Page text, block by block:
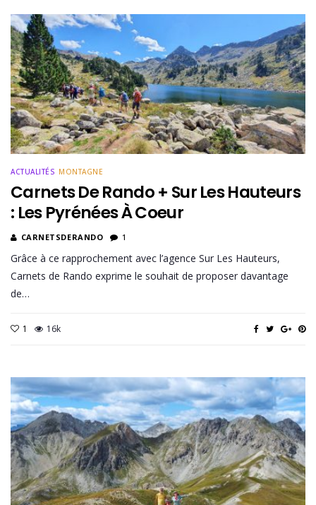
ACTUALITÉS MONTAGNE
Carnets De Rando + Sur Les Hauteurs
: Les Pyrénées À Coeur
CARNETSDERANDO 1
Grâce à ce rapprochement avec l’agence Sur Les Hauteurs,
Carnets de Rando exprime le souhait de proposer davantage
de…
1 16k